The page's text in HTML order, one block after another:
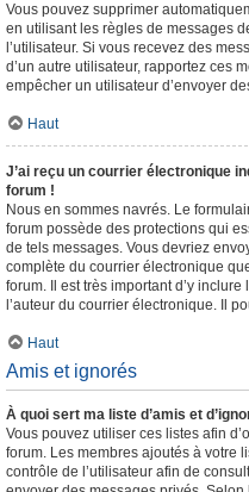
Vous pouvez supprimer
en utilisant les règles de messages
l’utilisateur. Si vous recevez des
d’un autre utilisateur, rapportez ces
empêcher un utilisateur d’envoyer
Haut
J’ai reçu un courrier électronique
forum !
Nous en sommes navrés. Le
forum possède des protections qui
de tels messages. Vous devriez
complète du courrier électronique
forum. Il est très important d’y
l’auteur du courrier électronique. Il
Haut
Amis et ignorés
À quoi sert ma liste d’amis et
Vous pouvez utiliser ces listes afin
forum. Les membres ajoutés à votre
contrôle de l’utilisateur afin de